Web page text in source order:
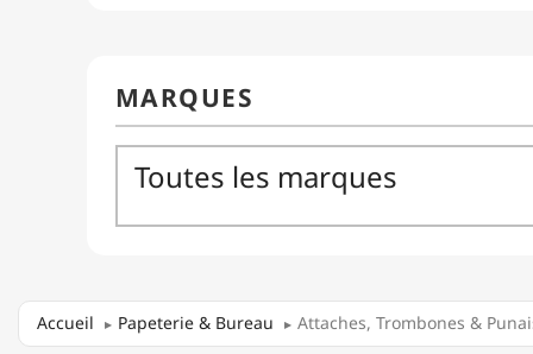
Accueil Papeterie & Bureau Attaches, Trombones &